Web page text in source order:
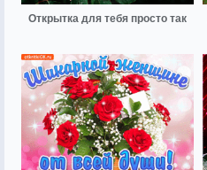
Открытка для тебя просто так